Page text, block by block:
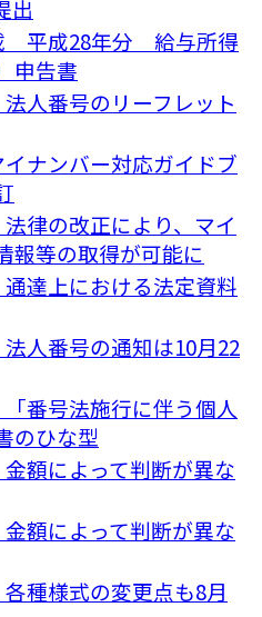
出
平成28年分 給与所得
申告書
人番号のリーフレット
イナンバー対応ガイドブ
律の改正により、マイ
報等の取得が可能に
達上における法定資料
人番号の通知は10月22
番号法施行に伴う個人
のひな型
額によって判断が異な
額によって判断が異な
種様式の変更点も8月